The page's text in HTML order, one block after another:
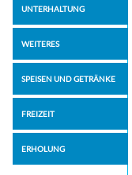
UNTERHALTUNG
WEITERES
SPEISEN UND GETRÄNKE
FREIZEIT
ERHOLUNG